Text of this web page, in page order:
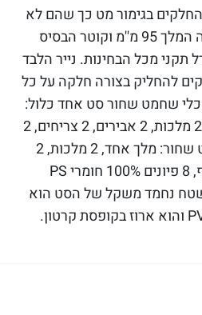
החלקים בגימור מט כך שהם לא
יזהרו בעיני השחקנים. גובה המלך 95 מ''מ וקוטר הבסיס
תקני מכל הבחינות. נייר הלבד
להחליק בצורה חלקה על כל
שחמט שחור סט אחד כלול:
כלי שחמט לבן: מלך אחד, 2 מלכות, 2 אבירים, 2 צריחים, 2
בישוף, 8 פיונים כלי שחמט שחור: מלך אחד, 2 מלכות, 2
אבירים, 2 צריחים, 2 בישוף, 8 פיונים 100% חומרי PS
נחמד משקל של הסט הוא